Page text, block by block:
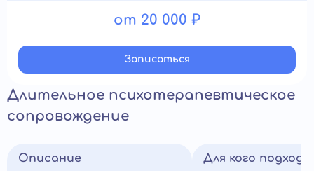
от 20 000 ₽
Записатьcя
Длительное психотерапевтическое
сопровождение
Описание Для кого